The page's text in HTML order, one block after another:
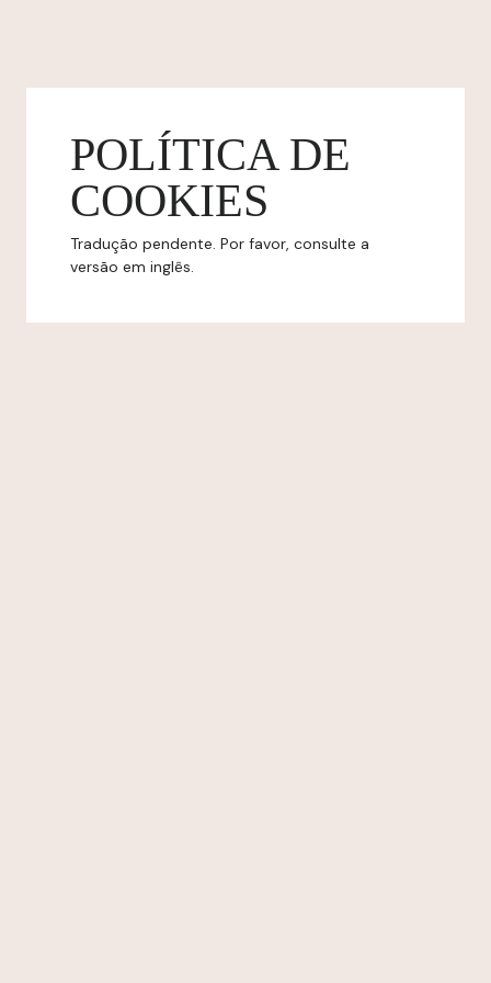
POLÍTICA DE
COOKIES
Tradução pendente. Por favor, consulte a
versão em inglês.